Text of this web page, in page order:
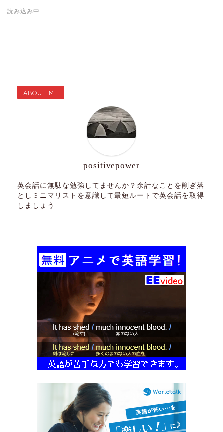
読み込み中...
ABOUT ME
positivepower
英会話に無駄な勉強してませんか？余計なことを削ぎ落
としミニマリストを意識して最短ルートで英会話を取得
しましょう